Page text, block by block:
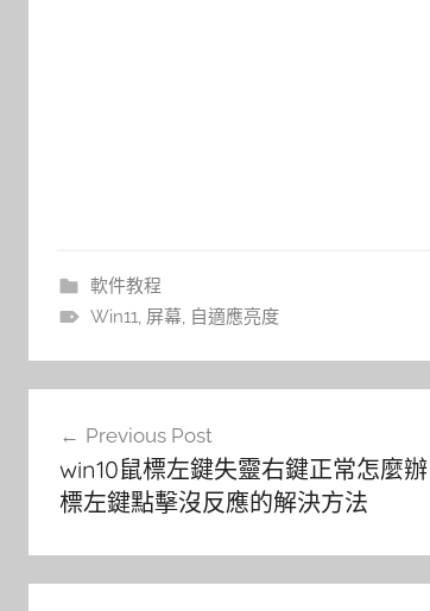
軟件教程
Win11 屏幕, 自適應亮度
Previous Post
win10鼠標左鍵失靈右鍵正常怎麼
標左鍵點擊沒反應的解決方法